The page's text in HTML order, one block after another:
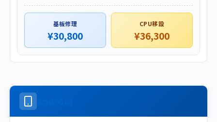
基板修理
¥30,800
CPU移設
¥36,300